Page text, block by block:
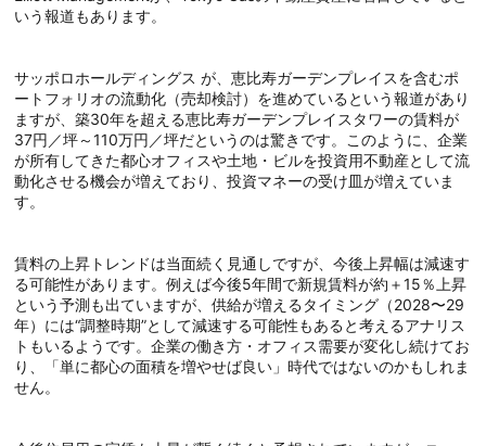
いう報道もあります。
サッポロホールディングス が、恵比寿ガーデンプレイスを含むポ
ートフォリオの流動化（売却検討）を進めているという報道があり
ますが、築30年を超える恵比寿ガーデンプレイスタワーの賃料が
37円／坪～110万円／坪だというのは驚きです。このように、企業
が所有してきた都心オフィスや土地・ビルを投資用不動産として流
動化させる機会が増えており、投資マネーの受け皿が増えていま
す。
賃料の上昇トレンドは当面続く見通しですが、今後上昇幅は減速す
る可能性があります。例えば今後5年間で新規賃料が約＋15％上昇
という予測も出ていますが、供給が増えるタイミング（2028〜29
年）には“調整時期”として減速する可能性もあると考えるアナリス
トもいるようです。企業の働き方・オフィス需要が変化し続けてお
り、「単に都心の面積を増やせば良い」時代ではないのかもしれま
せん。